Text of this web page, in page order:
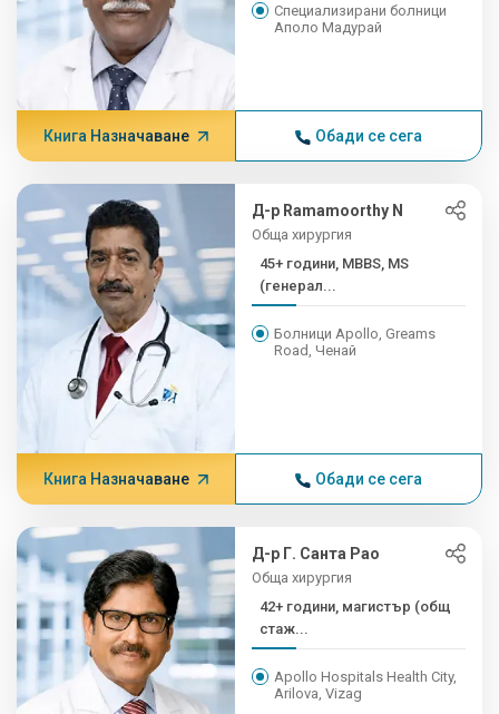
Специализирани болници
Аполо Мадурай
Книга Назначаване Обади се сега
Д-р Ramamoorthy N
Обща хирургия
45+ години, MBBS, MS
(генерал...
Болници Apollo, Greams
Road, Ченай
Книга Назначаване Обади се сега
Д-р Г. Санта Рао
Обща хирургия
42+ години, магистър (общ
стаж...
Apollo Hospitals Health City,
Arilova, Vizag